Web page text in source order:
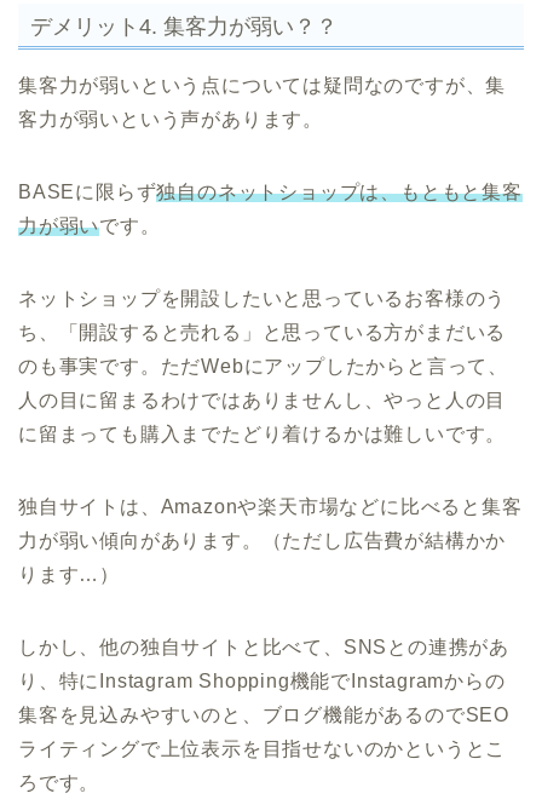
デメリット4. 集客力が弱い？？
集客力が弱いという点については疑問なのですが、集
客力が弱いという声があります。
BASEに限らず独自のネットショップは、もともと集客
力が弱いです。
ネットショップを開設したいと思っているお客様のう
ち、「開設すると売れる」と思っている方がまだいる
のも事実です。ただWebにアップしたからと言って、
人の目に留まるわけではありませんし、やっと人の目
に留まっても購入までたどり着けるかは難しいです。
独自サイトは、Amazonや楽天市場などに比べると集客
力が弱い傾向があります。（ただし広告費が結構かか
ります…）
しかし、他の独自サイトと比べて、SNSとの連携があ
り、特にInstagram Shopping機能でInstagramからの
集客を見込みやすいのと、ブログ機能があるのでSEO
ライティングで上位表示を目指せないのかというとこ
ろです。